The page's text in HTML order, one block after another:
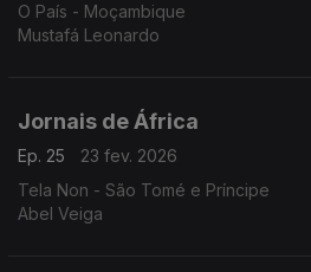
O País - Moçambique
Mustafá Leonardo
Jornais de África
Ep. 25
23 fev. 2026
Tela Non - São Tomé e Príncipe
Abel Veiga